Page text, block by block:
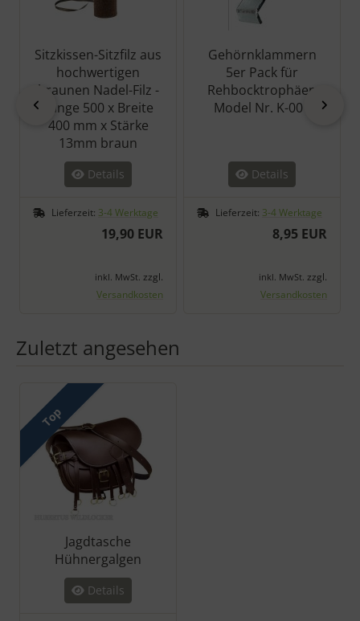
zurück
Sitzkissen-Sitzfilz aus
hochwertigen
braunen Nadel-Filz -
Länge 500 x Breite
400 mm x Stärke
13mm braun
Details
Lieferzeit: 3-4 Werktage
19,90 EUR
inkl. MwSt. zzgl.
Versandkosten
Gehörnklammern
5er Pack für
Rehbocktrophäen
Model Nr. K-001
Details
Lieferzeit: 3-4 Werktage
8,95 EUR
inkl. MwSt. zzgl.
Versandkosten
Zuletzt angesehen
Es folgt ein Produktslider - navigieren Sie mit der Tab-Taste
Top
Jagdtasche
Hühnergalgen
Details